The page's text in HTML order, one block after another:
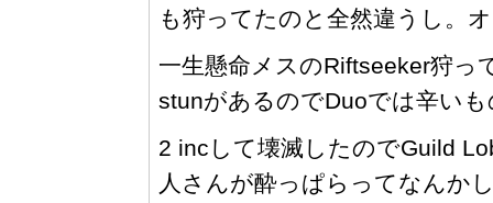
も狩ってたのと全然違うし。
一生懸命メスのRiftseeker狩
stunがあるのでDuoでは辛いも
2 incして壊滅したのでGuild
人さんが酔っぱらってなんか